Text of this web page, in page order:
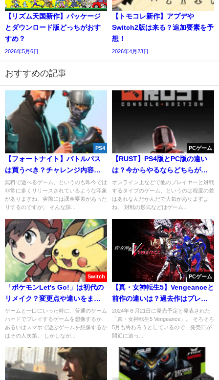
【リズム天国新作】パッケージ
とダウンロード版どっちがおす
すめ？
2026年5月6日
【トモコレ新作】アプデや
Switch2版は来る？追加要素を予
想！
2026年4月23日
おすすめの記事
PS4
【フォートナイト】バトルパス
は買うべき？チャレンジ内容や
報酬を解説！
無料で遊べるゲーム、というのも昨今では
非常に多くリリースされているような印象
がありますね、実際には課金要素があった
りするのですが。 そんな課...
PCゲーム
【RUST】PS4版とPC版の違い
は？今からやるならどちらがお
すすめ？
オンライン上などで他のプレイヤーと対戦
するタイプのゲーム、というのは程度の差
はあれなんだかんだで人気がありますよ
ね。 対戦の形式などはゲーム...
Switch
「ポケモンLet's Go!」は初代の
リメイク？変更点や違いをまと
めてみた
ゲームと一口にいった時に、普通のゲーム
ハードでプレイするゲームを想像するか、
あるいはスマホで遊ぶゲームを想像するか
はその人次第。 しかしなが...
PCゲーム
【真・女神転生5】Vengeanceと
前作の違いは？過去作はプレイ
するべき？
2024年６月21日に発売予定と発表された
「真・女神転生5 Vengeance」。 そろそろ
5月も終わろうとしているので、発売日が
間近に迫っ...